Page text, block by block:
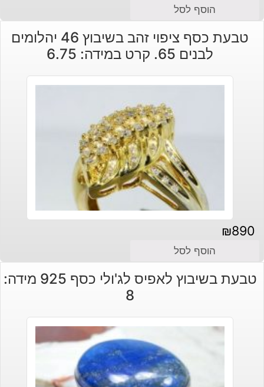
הוסף לסל
טבעת כסף ציפוי זהב בשיבוץ 46 יהלומים
לבנים 65. קרט במידה: 6.75
₪890
הוסף לסל
טבעת בשיבוץ לאפיס לג'ולי כסף 925 מידה:
8